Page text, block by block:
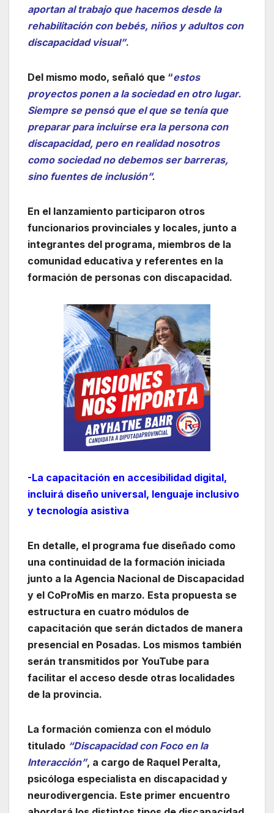
aportan al trabajo que hacemos desde la
rehabilitación con bebés, niños y adultos con
discapacidad visual”.
Del mismo modo, señaló que “estos
proyectos ponen a la sociedad en otro lugar.
Siempre se pensó que el que se tenía que
preparar para incluirse era la persona con
discapacidad, pero en realidad nosotros
como sociedad no debemos ser barreras,
sino fuentes de inclusión”.
En el lanzamiento participaron otros
funcionarios provinciales y locales, junto a
integrantes del programa, miembros de la
comunidad educativa y referentes en la
formación de personas con discapacidad.
-La capacitación en accesibilidad digital,
incluirá diseño universal, lenguaje inclusivo
y tecnología asistiva
En detalle, el programa fue diseñado como
una continuidad de la formación iniciada
junto a la Agencia Nacional de Discapacidad
y el CoProMis en marzo. Esta propuesta se
estructura en cuatro módulos de
capacitación que serán dictados de manera
presencial en Posadas. Los mismos también
serán transmitidos por YouTube para
facilitar el acceso desde otras localidades
de la provincia.
La formación comienza con el módulo
titulado “Discapacidad con Foco en la
Interacción”, a cargo de Raquel Peralta,
psicóloga especialista en discapacidad y
neurodivergencia. Este primer encuentro